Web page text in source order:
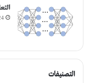
24
التصنيفات